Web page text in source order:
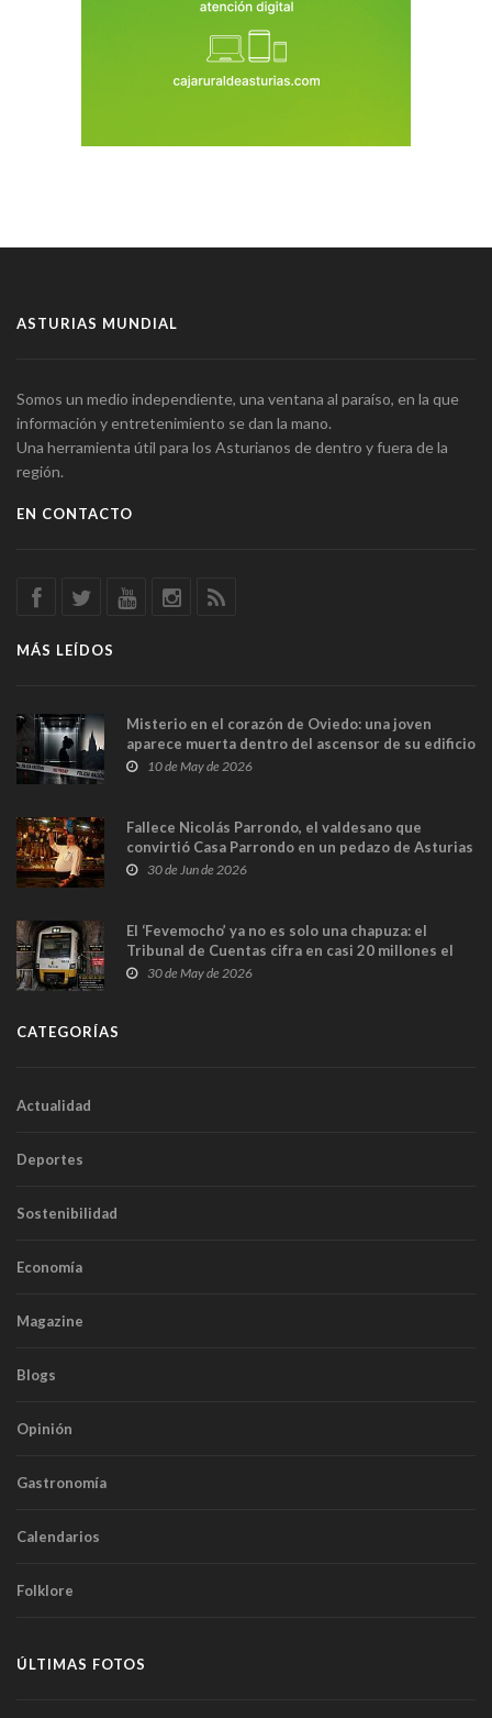
ASTURIAS MUNDIAL
Somos un medio independiente, una ventana al paraíso, en la que
información y entretenimiento se dan la mano.
Una herramienta útil para los Asturianos de dentro y fuera de la
región.
EN CONTACTO
MÁS LEÍDOS
Misterio en el corazón de Oviedo: una joven
aparece muerta dentro del ascensor de su edificio
y las cámaras captan sus últimos minutos
10 de May de 2026
Fallece Nicolás Parrondo, el valdesano que
convirtió Casa Parrondo en un pedazo de Asturias
en Madrid
30 de Jun de 2026
El ‘Fevemocho’ ya no es solo una chapuza: el
Tribunal de Cuentas cifra en casi 20 millones el
sobrecoste de los trenes que no cabían por los
30 de May de 2026
CATEGORÍAS
Actualidad
Deportes
Sostenibilidad
Economía
Magazine
Blogs
Opinión
Gastronomía
Calendarios
Folklore
ÚLTIMAS FOTOS